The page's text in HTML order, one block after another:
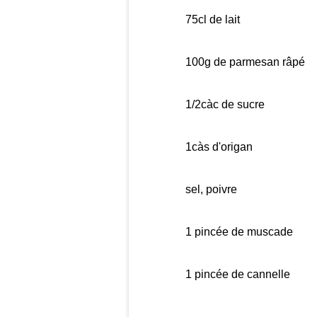
75cl de lait
100g de parmesan râpé
1/2càc de sucre
1càs d'origan
sel, poivre
1 pincée de muscade
1 pincée de cannelle